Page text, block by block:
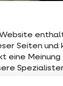
Seiten und
eine Meinung